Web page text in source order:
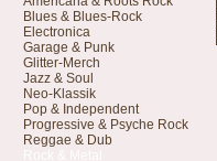
Blues & Blues-Rock
Electronica
Garage & Punk
Glitter-Merch
Jazz & Soul
Neo-Klassik
Pop & Independent
Progressive & Psyche Rock
Reggae & Dub